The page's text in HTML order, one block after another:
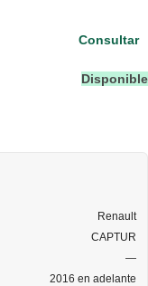
Disponible
Consultar
Renault
CAPTUR
—
2016 en adelante